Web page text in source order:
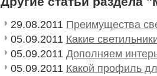
29.08.2011 Преимущества
05.09.2011 Какие
05.09.2011 Дополняем
05.09.2011 Какой профиль